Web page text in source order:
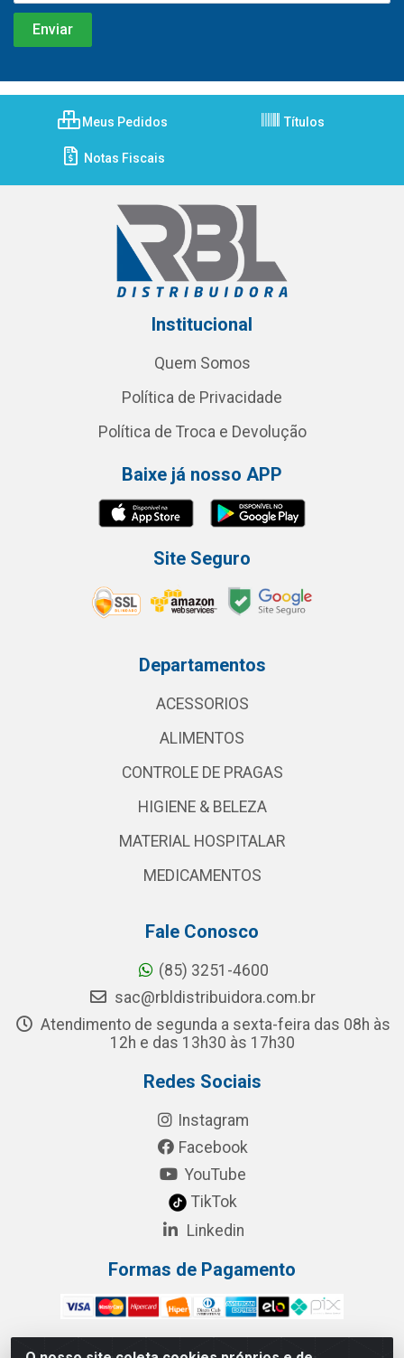
Meus Pedidos Títulos
Notas Fiscais
Institucional
Quem Somos
Política de Privacidade
Política de Troca e Devolução
Baixe já nosso APP
Site Seguro
Departamentos
ACESSORIOS
ALIMENTOS
CONTROLE DE PRAGAS
HIGIENE & BELEZA
MATERIAL HOSPITALAR
MEDICAMENTOS
Fale Conosco
(85) 3251-4600
sac@rbldistribuidora.com.br
Atendimento de segunda a sexta-feira das 08h às
12h e das 13h30 às 17h30
Redes Sociais
Instagram
Facebook
YouTube
TikTok
Linkedin
Formas de Pagamento